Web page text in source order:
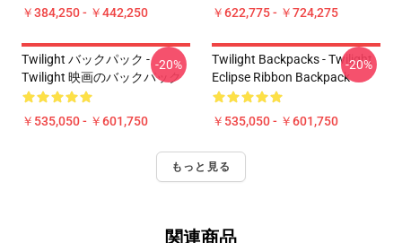
￥384,250 - ￥442,250 ￥622,775 - ￥724,275
Twilight バックパック -
Twilight 映画のバックパック
￥535,050 - ￥601,750
-20%
Twilight Backpacks - Twilight
Eclipse Ribbon Backpack
￥535,050 - ￥601,750
-20%
もっと見る
関連商品